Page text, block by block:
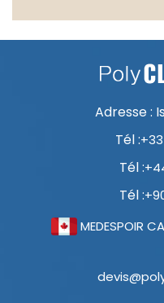
Adresse :
Tél :
Tél :
Tél :
MEDESPOIR